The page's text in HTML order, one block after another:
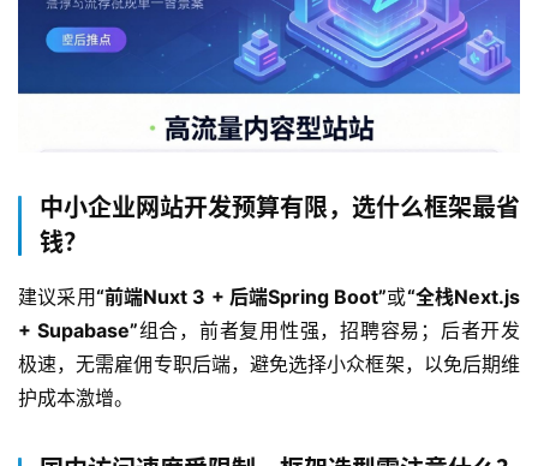
中小企业网站开发预算有限，选什么框架最省
钱？
建议采用“前端Nuxt 3 + 后端Spring Boot”或“全栈Next.js
+ Supabase”组合，前者复用性强，招聘容易；后者开发
极速，无需雇佣专职后端，避免选择小众框架，以免后期维
护成本激增。